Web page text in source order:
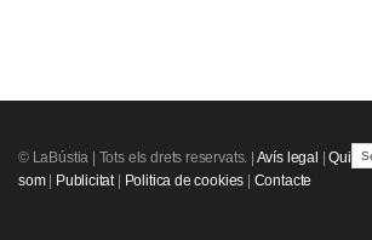
© LaBústia | Tots els drets reservats. Avís legal |Qui
som| Publicitat| Politica de cookies Contacte